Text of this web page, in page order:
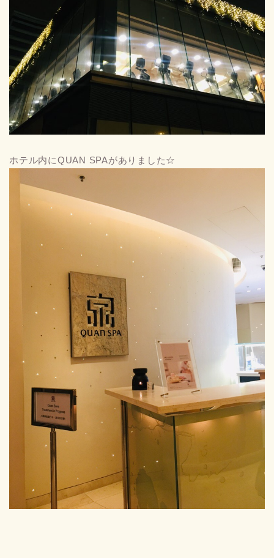
ホテル内にQUAN SPAがありました☆